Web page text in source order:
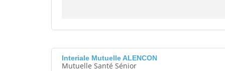
Interiale Mutuelle ALENCON
Mutuelle Santé Sénior